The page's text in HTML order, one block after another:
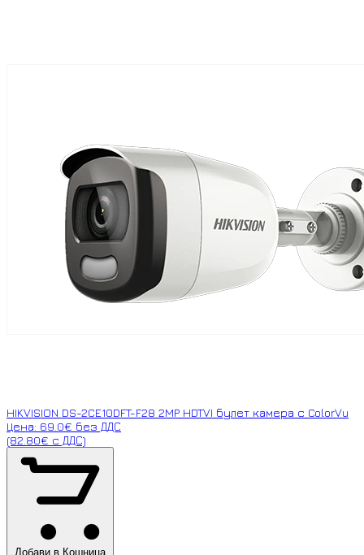
HIKVISION DS-2CE10DFT-F28 2MP HDTVI булет камера с ColorVu
Цена: 69.0€ без ДДС
(82.80€ с ДДС)
Добави в Кошница